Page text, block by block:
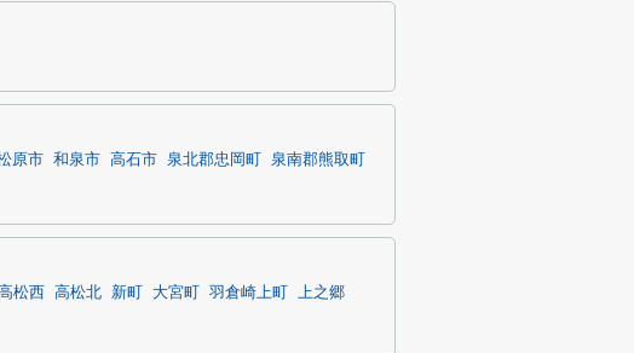
原市 和泉市 高石市 泉北郡忠岡町
泉南郡熊取町
高松西 高松北 新町 大宮町 羽倉崎上町
上之郷